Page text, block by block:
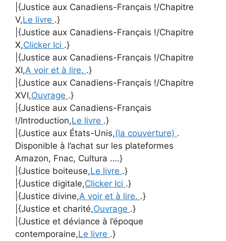
|{Justice aux Canadiens-Français !/Chapitre
V,Le livre .}
|{Justice aux Canadiens-Français !/Chapitre
X,Clicker Ici .}
|{Justice aux Canadiens-Français !/Chapitre
XI,A voir et à lire. .}
|{Justice aux Canadiens-Français !/Chapitre
XVI,Ouvrage .}
|{Justice aux Canadiens-Français
!/Introduction,Le livre .}
|{Justice aux États-Unis,(la couverture) .
Disponible à l’achat sur les plateformes
Amazon, Fnac, Cultura ….}
|{Justice boiteuse,Le livre .}
|{Justice digitale,Clicker Ici .}
|{Justice divine,A voir et à lire. .}
|{Justice et charité,Ouvrage .}
|{Justice et déviance à l’époque
contemporaine,Le livre .}